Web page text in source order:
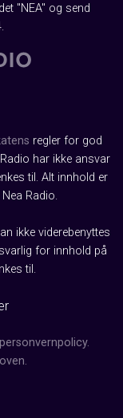
"NEA" og send
regler for god
har ikke ansvar
til. Alt innhold er
Radio.
ikke viderebenyttes
for innhold på
til.